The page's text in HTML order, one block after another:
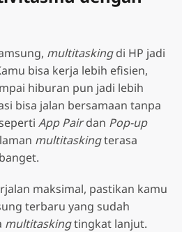
multitaskingdi HP jadi
bisa kerja lebih efisien,
hiburan pun jadi lebih
bisa jalan bersamaan tanpa
App Pairdan Pop-up
multitaskingterasa
maksimal, pastikan kamu
terbaru yang sudah
multitaskingtingkat lanjut.